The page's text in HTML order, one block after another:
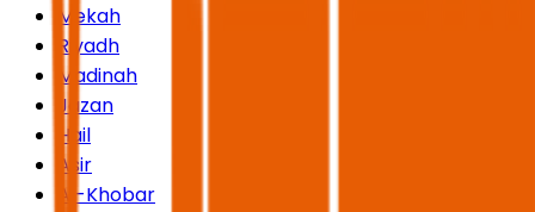
Mekah
Riyadh
Madinah
Jazan
Hail
Asir
Al-Khobar